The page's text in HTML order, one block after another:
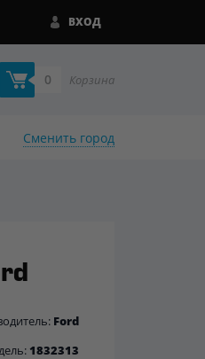
ВХОД
0 Корзина
Сменить город
Ford
1832313